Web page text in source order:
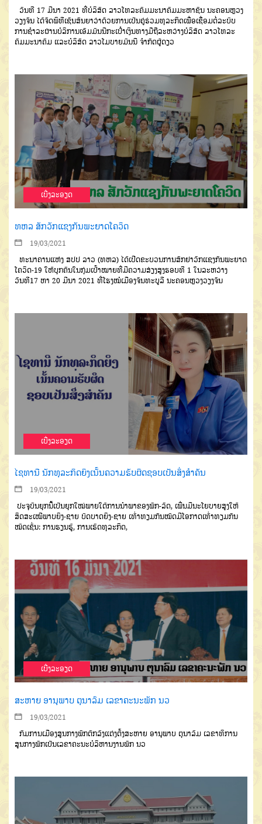
ວັນທີ 17 ມີນາ 2021 ທີ່ບໍລິສັດ ລາວໂທລະຄົມມະນາຄົມມະຫາຊົນ ນະຄອນຫຼວງ
ວຽງຈັນ ໄດ້ຈັດພິທີເຊັນສັນຍາວ່າດ້ວຍການເປັນຄູ່ຮ່ວມທຸລະກິດເພື່ອເຊື່ອມຕໍ່ລະບົບ
ການຊໍາລະຜ່ານບໍລິການເອັມມັນນີກະເປົ໋າເງິນທາງມືຖືລະຫວ່າງບໍລິສັດ ລາວໂທລະ
ຄົມມະນາຄົມ ແລະບໍລິສັດ ລາວໂມບາຍມັນນີ ຈໍາກັດຜູ້ດຽວ
ເບີ່ງລະອຽດ
ທຫລ ສັກວັກແຊງກັນພະຍາດໂຄວິດ
19/03/2021
ທະນາຄານແຫ່ງ ສປປ ລາວ (ທຫລ) ໄດ້ເປີດຂະບວນການສັກຢາວັກແຊງກັນພະຍາດ
ໂຄວິດ-19 ໃຫ້ບຸກຄົນໃນກຸ່ມເປົ້າໝາຍທີ່ມີຄວາມສ່ຽງສູງຮອບທີ 1 ໃນລະຫວ່າງ
ວັນທີ17 ຫາ 20 ມີນາ 2021 ທີ່ໂຮງໝໍເມືອງຈັນທະບູລີ ນະຄອນຫຼວງວຽງຈັນ
ເບີ່ງລະອຽດ
ໄຊທານີ ນັກທຸລະກິດຍິງເນັ້ນຄວາມຮັບຜິດຊອບເປັນສິ່ງສຳຄັນ
19/03/2021
ປະຈຸບັນຍຸກນີ້ເປັນຍຸກໃໝ່ພາຍໃຕ້ການນຳພາຂອງພັກ-ລັດ, ເພີ່ນມີນະໂຍບາຍສູງໃຫ້
ສິດສະເໝີພາບຍິງ-ຊາຍ ບົດບາດຍິງ-ຊາຍ ເທົ່າທຽມກັນໝົດມີໂອກາດເທົ່າທຽມກັນ
ໝົດເຊັ່ນ: ການຮຽນຮູ້, ການເຮັດທຸລະກິດ,
ເບີ່ງລະອຽດ
ສະຫາຍ ອານຸພາບ ຕຸນາລົມ ເລຂາຄະນະພັກ ນວ
19/03/2021
ກົມການເມືອງສູນກາງພັກຕົກລົງແຕ່ງຕັ້ງສະຫາຍ ອານຸພາບ ຕຸນາລົມ ເລຂາທິການ
ສູນກາງພັກເປັນເລຂາຄະນະບໍລິຫານງານພັກ ນວ